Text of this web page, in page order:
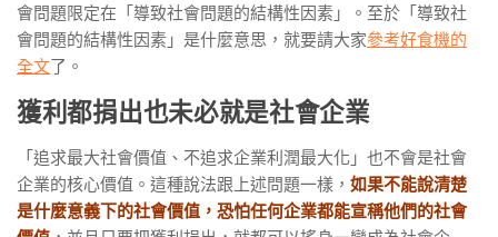
會問題限定在「導致社會問題的結構性因素」。至於「導致社
會問題的結構性因素」是什麼意思，就要請大家參考好食機的
全文了。
獲利都捐出也未必就是社會企業
「追求最大社會價值、不追求企業利潤最大化」也不會是社會
企業的核心價值。這種說法跟上述問題一樣， 如果不能說清楚
是什麼意義下的社會價值，恐怕任何企業都能宣稱他們的社會